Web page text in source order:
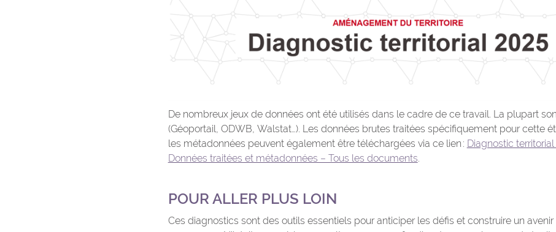
De nombreux jeux de données ont été utilisés dans le cadre de ce travail. La plupart
(Géoportail, ODWB, Walstat…). Les données brutes traitées spécifiquement pour cette
les métadonnées peuvent également être téléchargées via ce lien : Diagnostic
Données traitées et métadonnées – Tous les documents.
POUR ALLER PLUS LOIN
Ces diagnostics sont des outils essentiels pour anticiper les défis et construire un